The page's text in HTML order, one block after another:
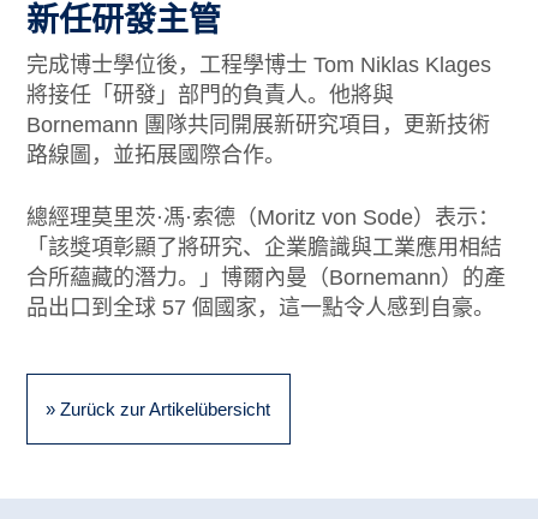
新任研發主管
完成博士學位後，工程學博士 Tom Niklas Klages
將接任「研發」部門的負責人。他將與
Bornemann 團隊共同開展新研究項目，更新技術
路線圖，並拓展國際合作。
總經理莫里茨·馮·索德（Moritz von Sode）表示：
「該獎項彰顯了將研究、企業膽識與工業應用相結
合所蘊藏的潛力。」博爾內曼（Bornemann）的產
品出口到全球 57 個國家，這一點令人感到自豪。
» Zurück zur Artikelübersicht